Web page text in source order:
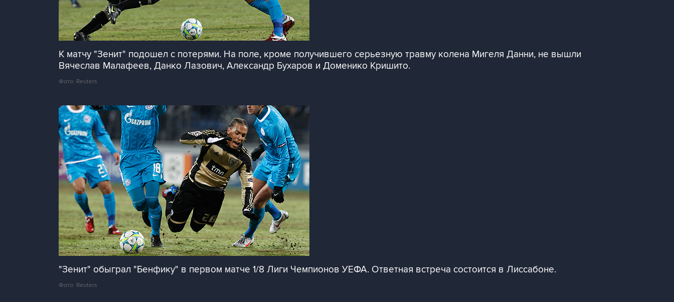
К матчу "Зенит" подошел с потерями. На поле, кроме получившего серьезную травму колена Мигеля Данни, не вышли
Вячеслав Малафеев, Данко Лазович, Александр Бухаров и Доменико Кришито.
Фото: Reuters
"Зенит" обыграл "Бенфику" в первом матче 1/8 Лиги Чемпионов УЕФА. Ответная встреча состоится в Лиссабоне.
Фото: Reuters